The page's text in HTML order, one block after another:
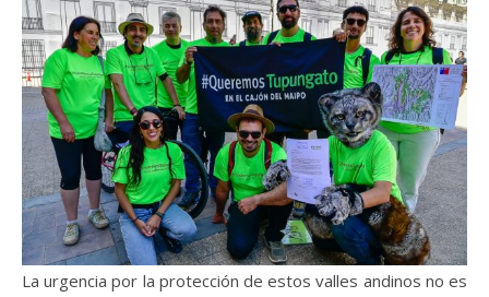
La urgencia por la protección de estos valles andinos no es